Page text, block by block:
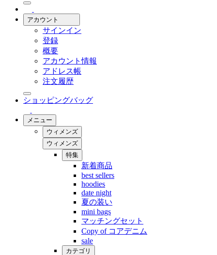
アカウント
サインイン
登録
概要
アカウント情報
アドレス帳
注文履歴
ショッピングバッグ
メニュー
ウィメンズ
ウィメンズ
特集
新着商品
best sellers
hoodies
date night
夏の装い
mini bags
マッチングセット
Copy of コアデニム
sale
カテゴリ